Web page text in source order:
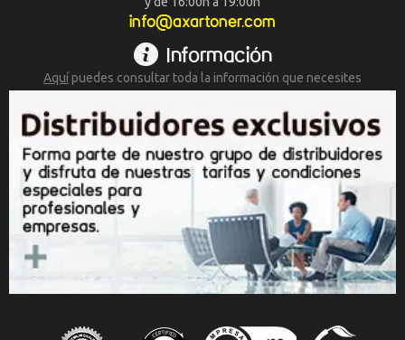
info@axartoner.com
Información
Aquípuedes consultar toda la información que necesites